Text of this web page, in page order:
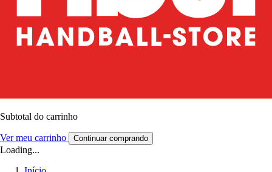
Subtotal do carrinho
Ver meu carrinho Continuar comprando
Loading...